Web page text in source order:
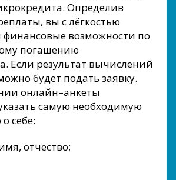
Определив
вы с лёгкостью
финансовые возможности по
погашению
Если результат вычислений
будет подать заявку.
онлайн–анкеты
самую необходимую
себе:
отчество;